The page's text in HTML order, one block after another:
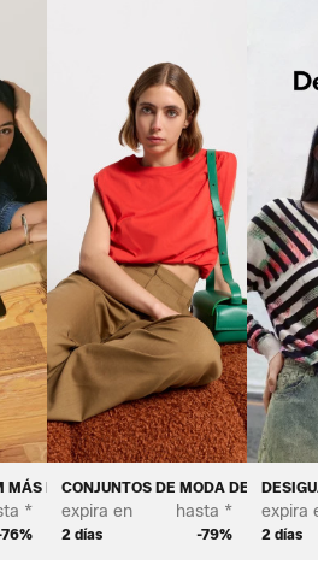
MÁS DESEADAS - MUJER
*
CONJUNTOS DE MODA DE VERANO
expira en
2 días
hasta *
-79%
expira
2 días